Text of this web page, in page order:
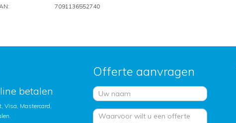
7091136552740
betalen
Visa, Mastercard,
Offerte aanvragen